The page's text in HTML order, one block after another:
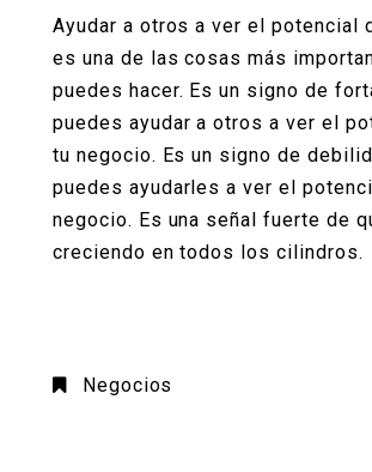
Ayudar a otros a ver el potencial
es una de las cosas más
puedes hacer. Es un signo de
puedes ayudar a otros a ver el
tu negocio. Es un signo de
puedes ayudarles a ver el
negocio. Es una señal fuerte de
creciendo en todos los cilindros.
Negocios